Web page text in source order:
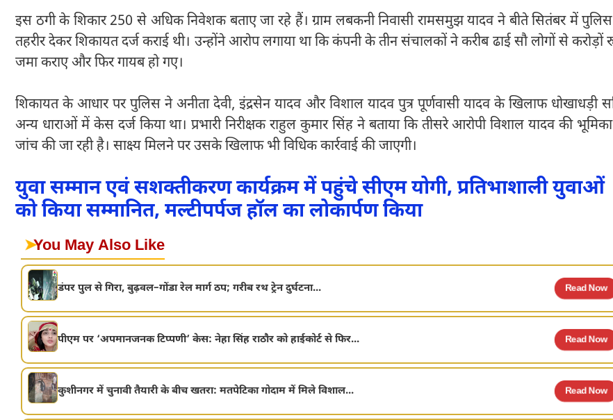
इस ठगी के शिकार 250 से अधिक निवेशक बताए जा रहे हैं। ग्राम लबकनी निवासी रामसमुझ यादव ने बीते सितंबर में
तहरीर देकर शिकायत दर्ज कराई थी। उन्होंने आरोप लगाया था कि कंपनी के तीन संचालकों ने करीब ढाई सौ लोगों से करोड़ों
जमा कराए और फिर गायब हो गए।
शिकायत के आधार पर पुलिस ने अनीता देवी, इंद्रसेन यादव और विशाल यादव पुत्र पूर्णवासी यादव के खिलाफ धोखाधड़ी
अन्य धाराओं में केस दर्ज किया था। प्रभारी निरीक्षक राहुल कुमार सिंह ने बताया कि तीसरे आरोपी विशाल यादव की
जांच की जा रही है। साक्ष्य मिलने पर उसके खिलाफ भी विधिक कार्रवाई की जाएगी।
युवा सम्मान एवं सशक्तीकरण कार्यक्रम में पहुंचे सीएम योगी, प्रतिभाशाली युवाओं
को किया सम्मानित, मल्टीपर्पज हॉल का लोकार्पण किया
➤You May Also Like
डंपर पुल से गिरा, बुढ़वल–गोंडा रेल मार्ग ठप; गरीब रथ ट्रेन दुर्घटना... Read Now
पीएम पर ‘अपमानजनक टिप्पणी’ केस: नेहा सिंह राठौर को हाईकोर्ट से फिर... Read Now
कुशीनगर में चुनावी तैयारी के बीच खतरा: मतपेटिका गोदाम में मिले विशाल... Read Now